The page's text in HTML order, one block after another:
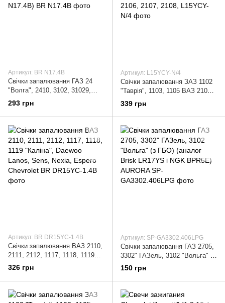
Артикул: BR N17.4B
Свічки запалювання ГАЗ 24
"Волга", 2410, 3102, 31029,
3110, 3307, 3308, 53, 66, УАЗ
3151, 469 (Classic N17.4B)
293 грн
Артикул: L15YCY-N/4
Свічки запалювання ЗАЗ 1102
"Таврія", 1103, 1105 ВАЗ 2101,
21011, 21011, 2102, 2103, 2104,
2105, 2106, 2107, 2108,
339 грн
Артикул: BR DR15YC-1.4B
Свічки запалювання ВАЗ 2110,
2111, 2112, 1117, 1118, 1119
"Каліна", Daewoo Lanos, Sens,
Nexia, Espero Chevrolet
326 грн
Артикул: SP-GA3302.406LPG
Свічки запалювання ГАЗ 2705,
3302" ГАЗель, 3102 "Вольга" (з
ГБО) (аналог Brisk LR17YS і
NGK BPR5E) AURORA
150 грн